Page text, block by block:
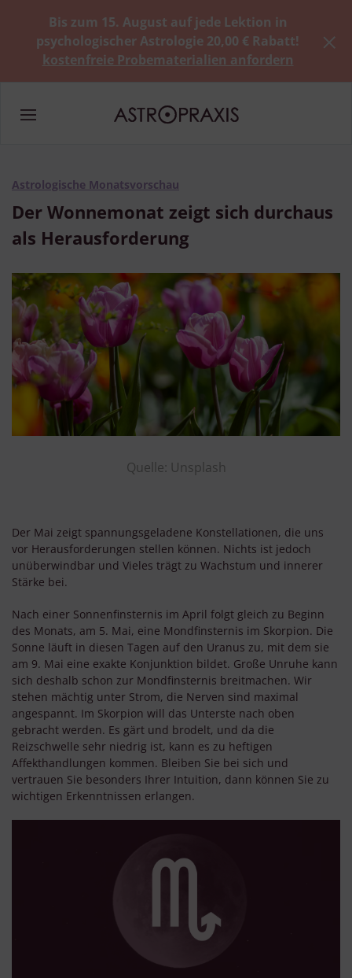
Bis zum 15. August auf jede Lektion in
psychologischer Astrologie 20,00 € Rabatt!
kostenfreie Probematerialien anfordern
Quelle: Unsplash
Astrologische Monatsvorschau
Der Wonnemonat zeigt sich durchaus
als Herausforderung
Der Mai zeigt spannungsgeladene Konstellationen, die uns
vor Herausforderungen stellen können. Nichts ist jedoch
unüberwindbar und Vieles trägt zu Wachstum und innerer
Stärke bei.
Nach einer Sonnenfinsternis im April folgt gleich zu Beginn
des Monats, am 5. Mai, eine Mondfinsternis im Skorpion. Die
Sonne läuft in diesen Tagen auf den Uranus zu, mit dem sie
am 9. Mai eine exakte Konjunktion bildet. Große Unruhe kann
sich deshalb schon zur Mondfinsternis breitmachen. Wir
stehen mächtig unter Strom, die Nerven sind maximal
angespannt. Im Skorpion will das Unterste nach oben
gebracht werden. Es gärt und brodelt, und da die
Reizschwelle sehr niedrig ist, kann es zu heftigen
Affekthandlungen kommen. Bleiben Sie bei sich und
vertrauen Sie besonders Ihrer Intuition, dann können Sie zu
wichtigen Erkenntnissen erlangen.